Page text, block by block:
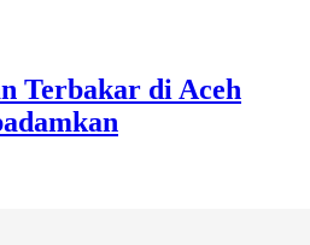
Terbakar di Aceh